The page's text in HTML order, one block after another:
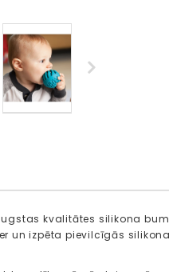
kvalitātes silikona
un izpēta pievilcīgās